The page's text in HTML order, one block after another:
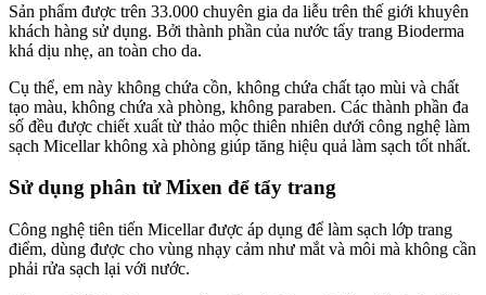
Sản phẩm được trên 33.000 chuyên gia da liễu trên thế giới khuyên
khách hàng sử dụng. Bởi thành phần của nước tẩy trang Bioderma
khá dịu nhẹ, an toàn cho da.
Cụ thể, em này không chứa cồn, không chứa chất tạo mùi và chất
tạo màu, không chứa xà phòng, không paraben. Các thành phần đa
số đều được chiết xuất từ thảo mộc thiên nhiên dưới công nghệ làm
sạch Micellar không xà phòng giúp tăng hiệu quả làm sạch tốt nhất.
Sử dụng phân tử Mixen để tẩy trang
Công nghệ tiên tiến Micellar được áp dụng để làm sạch lớp trang
điểm, dùng được cho vùng nhạy cảm như mắt và môi mà không cần
phải rửa sạch lại với nước.